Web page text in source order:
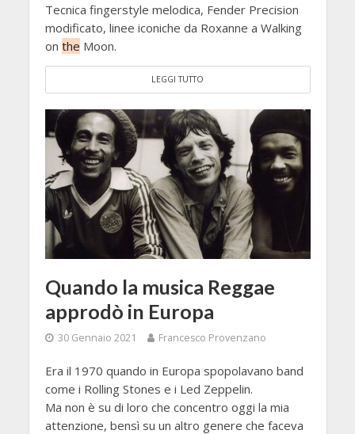
Tecnica fingerstyle melodica, Fender Precision
modificato, linee iconiche da Roxanne a Walking
on the Moon.
LEGGI TUTTO
Quando la musica Reggae
approdò in Europa
30 Gennaio 2021 Francesco Provenzano
Era il 1970 quando in Europa spopolavano band
come i Rolling Stones e i Led Zeppelin.
Ma non è su di loro che concentro oggi la mia
attenzione, bensì su un altro genere che faceva